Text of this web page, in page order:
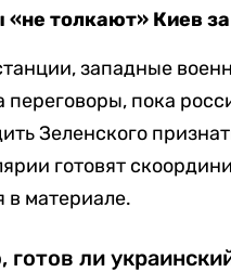
толкают» Киев
западные
переговоры, пока
Зеленского
готовят
в материале.
готов ли